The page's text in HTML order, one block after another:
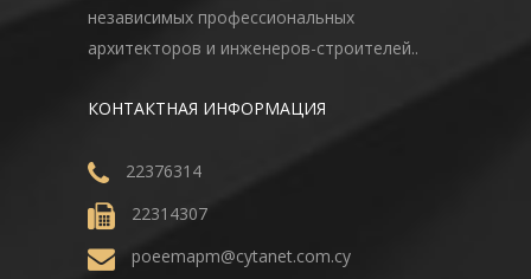
независимых профессиональных
архитекторов и инженеров-строителей..
КОНТАКТНАЯ ИНФОРМАЦИЯ
22376314
22314307
poeemapm@cytanet.com.cy